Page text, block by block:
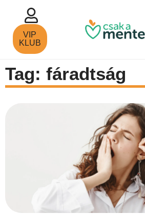
VIP
KLUB
Tag: fáradtság